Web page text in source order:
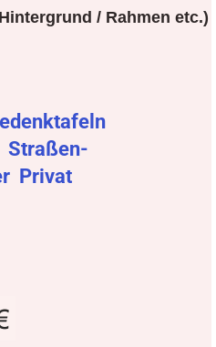
/ Rahmen etc.)
Straßen-
Privat